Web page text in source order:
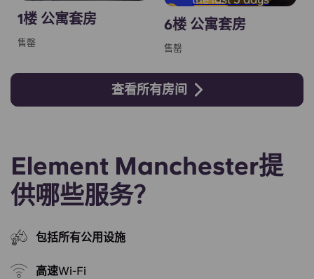
1楼 公寓套房
售罄
6楼 公寓套房
售罄
查看所有房间
Element Manchester提
供哪些服务？
包括所有公用设施
高速Wi-Fi